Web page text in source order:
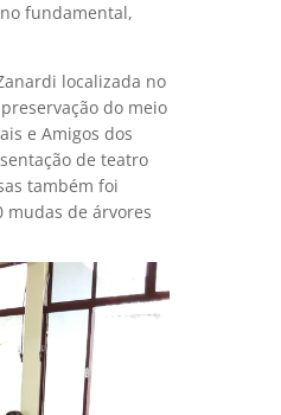
fundamental,
localizada no
do meio
e Amigos dos
de teatro
também foi
mudas de árvores